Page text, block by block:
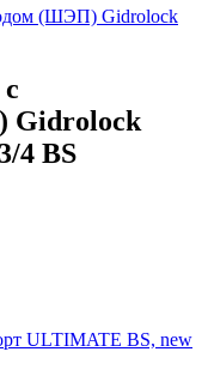
Gidrolock
4 BS
ULTIMATE BS, new